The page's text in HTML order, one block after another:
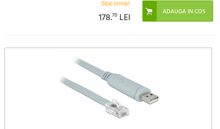
Stoc limitat
178.70 LEI